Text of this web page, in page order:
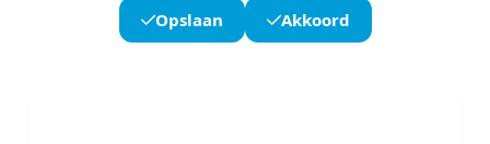
Opslaan Akkoord